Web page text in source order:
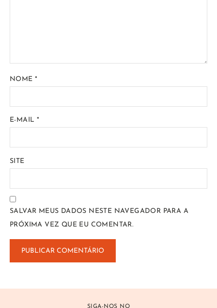
NOME *
E-MAIL *
SITE
SALVAR MEUS DADOS NESTE NAVEGADOR PARA A
PRÓXIMA VEZ QUE EU COMENTAR.
SIGA-NOS NO